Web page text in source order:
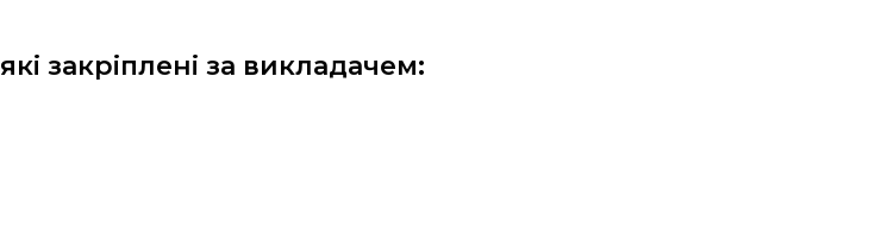
закріплені за викладачем: